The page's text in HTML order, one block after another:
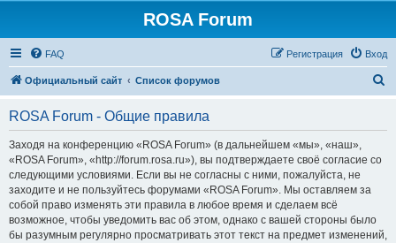
ROSA Forum
FAQ Вход
Регистрация
Официальный сайт Список форумов
ROSA Forum - Общие правила
Заходя на конференцию «ROSA Forum» (в дальнейшем «мы», «наш»,
«ROSA Forum», «http://forum.rosa.ru»), вы подтверждаете своё согласие со
следующими условиями. Если вы не согласны с ними, пожалуйста, не
заходите и не пользуйтесь форумами «ROSA Forum». Мы оставляем за
собой право изменять эти правила в любое время и сделаем всё
возможное, чтобы уведомить вас об этом, однако с вашей стороны было
бы разумным регулярно просматривать этот текст на предмет изменений,